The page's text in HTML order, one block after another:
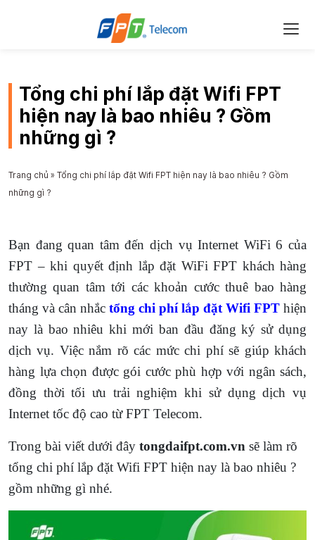
Tổng chi phí lắp đặt Wifi FPT
hiện nay là bao nhiêu ? Gồm
những gì ?
Trang chủ » Tổng chi phí lắp đặt Wifi FPT hiện nay là bao nhiêu ? Gồm
những gì ?
Bạn đang quan tâm đến dịch vụ Internet WiFi 6 của
FPT – khi quyết định lắp đặt WiFi FPT khách hàng
thường quan tâm tới các khoản cước thuê bao hàng
tháng và cân nhắc tổng chi phí lắp đặt Wifi FPT hiện
nay là bao nhiêu khi mới ban đầu đăng ký sử dụng
dịch vụ. Việc nắm rõ các mức chi phí sẽ giúp khách
hàng lựa chọn được gói cước phù hợp với ngân sách,
đồng thời tối ưu trải nghiệm khi sử dụng dịch vụ
Internet tốc độ cao từ FPT Telecom.
Trong bài viết dưới đây tongdaifpt.com.vn sẽ làm rõ
tổng chi phí lắp đặt Wifi FPT hiện nay là bao nhiêu ?
gồm những gì nhé.